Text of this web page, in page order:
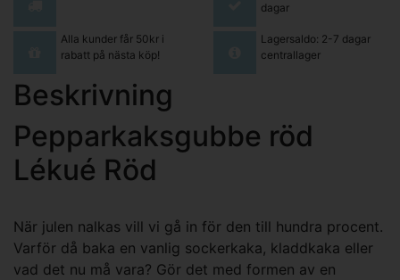
dagar
Alla kunder får 50kr i
rabatt på nästa köp!
Lagersaldo: 2-7 dagar
centrallager
Beskrivning
Pepparkaksgubbe röd
Lékué Röd
När julen nalkas vill vi gå in för den till hundra procent.
Varför då baka en vanlig sockerkaka, kladdkaka eller
vad det nu må vara? Gör det med formen av en